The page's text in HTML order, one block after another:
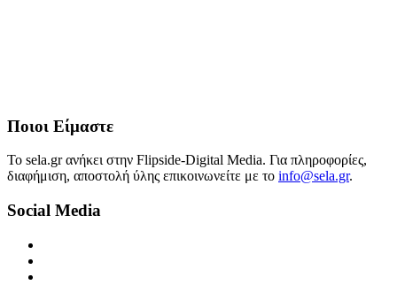
Ποιοι Είμαστε
Το sela.gr ανήκει στην Flipside-Digital Media. Για πληροφορίες,
διαφήμιση, αποστολή ύλης επικοινωνείτε με το info@sela.gr.
Social Media